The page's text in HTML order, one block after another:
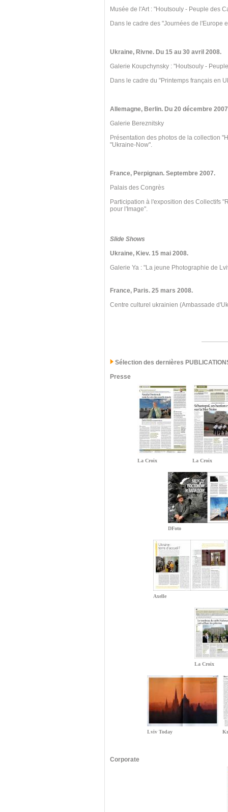
Musée de l'Art : "Houtsouly - Peuple des
Dans le cadre des "Journées de l'Europe
Ukraine, Rivne. Du 15 au 30 avril 2008.
Galerie Koupchynsky : "Houtsouly -
Dans le cadre du "Printemps français en
Allemagne, Berlin. Du 20 décembre
Galerie Bereznitsky
Présentation des photos de la collection
"Ukraine-Now".
France, Perpignan. Septembre 2007.
Palais des Congrès
Participation à l'exposition des Collectifs
pour l'Image".
Slide Shows
Ukraine, Kiev. 15 mai 2008.
Galerie Ya : "La jeune Photographie de
France, Paris. 25 mars 2008.
Centre culturel ukrainien (Ambassade
Sélection des dernières
Presse
La Croix La Croix
DFoto
Axelle
La Croix
Lviv Today
Corporate